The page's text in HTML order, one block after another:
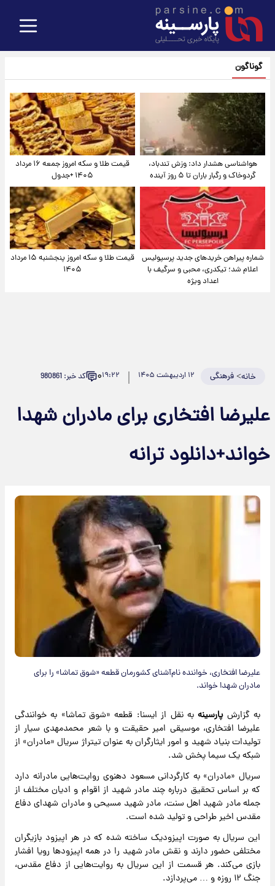
گوناگون
هواشناسی هشدار داد: وزش تندباد،
گردوخاک و رگبار باران تا ۵ روز آینده
قیمت طلا و سکه امروز جمعه ۱۶ مرداد
۱۴۰۵ +جدول
شماره پیراهن خریدهای جدید پرسپولیس
اعلام شد؛ تیکدری، محبی و سرگیف با
اعداد ویژه
قیمت طلا و سکه امروز پنجشنبه ۱۵ مرداد
۱۴۰۵
خانه>فرهنگی ۱۲ اردیبهشت ۱۴۰۵ ۱۹:۲۲۰ کد خبر: 980861
علیرضا افتخاری برای مادران شهدا
خواند+دانلود ترانه
علیرضا افتخاری، خواننده نام‌آشنای کشورمان قطعه «شوق تماشا» را برای
مادران شهدا خواند.
به گزارشپارسینهبه نقل از ایسنا: قطعه «شوق تماشا» به خوانندگی
علیرضا افتخاری، موسیقی امیر حقیقت و با شعر محمدمهدی سیار از
تولیدات بنیاد شهید و امور ایثارگران به عنوان تیتراژ سریال «مادران» از
شبکه یک سیما پخش شد.
سریال «مادران» به کارگردانی مسعود دهنوی روایت‌هایی مادرانه دارد
که بر اساس تحقیق درباره چند مادر شهید از اقوام و ادیان مختلف از
جمله مادر شهید اهل سنت، مادر شهید مسیحی و مادران شهدای دفاع
مقدس اخیر طراحی و تولید شده است.
این سریال به صورت اپیزودیک ساخته شده که در هر اپیزود بازیگران
مختلفی حضور دارند و نقش مادر شهید را در همه اپیزودها رویا افشار
بازی می‌کند. هر قسمت از این سریال به روایت‌هایی از دفاع مقدس،
جنگ ۱۲ روزه و … می‌پردازد.